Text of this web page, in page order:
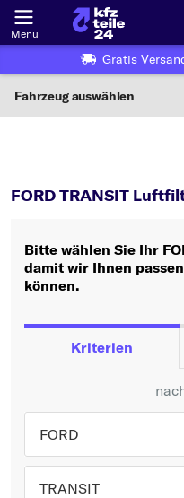
Menü
Gratis
Fahrzeug auswählen
Wo finde ich die?
Oder
Hersteller wählen
Typ wählen
FORD TRANSIT
Bitte wählen Sie Ihr
damit wir Ihnen
können.
Kriterien
FORD
TRANSIT